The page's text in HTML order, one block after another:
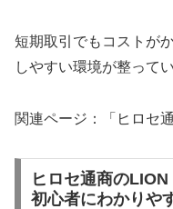
短期取引でもコストが
しやすい環境が整ってい
関連ページ：「ヒロセ
ヒロセ通商の
初心者にわかりや